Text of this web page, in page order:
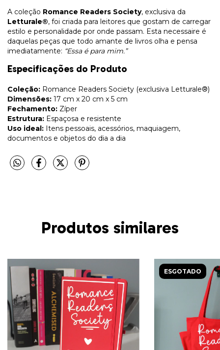
A coleção Romance Readers Society, exclusiva da
Letturale®, foi criada para leitores que gostam de carregar
estilo e personalidade por onde passam. Esta necessaire é
daquelas peças que todo amante de livros olha e pensa
imediatamente: “Essa é para mim.”
Especificações do Produto
Coleção: Romance Readers Society (exclusiva Letturale®)
Dimensões: 17 cm x 20 cm x 5 cm
Fechamento: Zíper
Estrutura: Espaçosa e resistente
Uso ideal: Itens pessoais, acessórios, maquiagem,
documentos e objetos do dia a dia
Produtos similares
ESGOTADO